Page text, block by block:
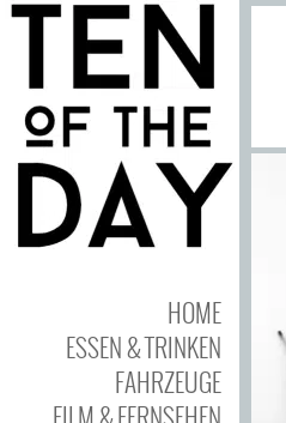
HOME
ESSEN & TRINKEN
FAHRZEUGE